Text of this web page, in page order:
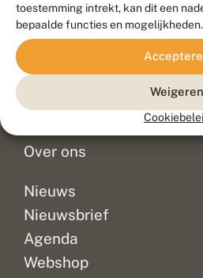
toestemming intrekt, kan dit een
bepaalde functies en mogelijkheden.
Weigeren
Contact
Veelgestelde vragen
Doneer
Over ons
Nieuws
Nieuwsbrief
Agenda
Webshop
Blue Field
Privacy
Disclaimer
Sitemap